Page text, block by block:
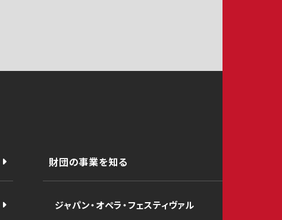
財団の事業を知る
ジャパン・オペラ・フェスティヴァル